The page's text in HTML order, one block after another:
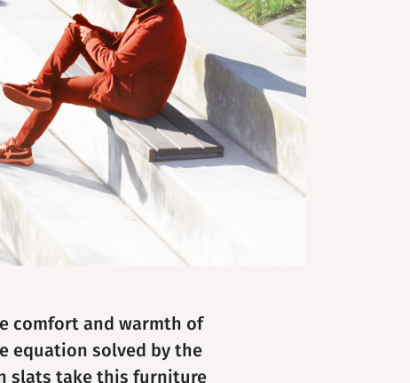
comfort and warmth of
equation solved by the
slats take this furniture